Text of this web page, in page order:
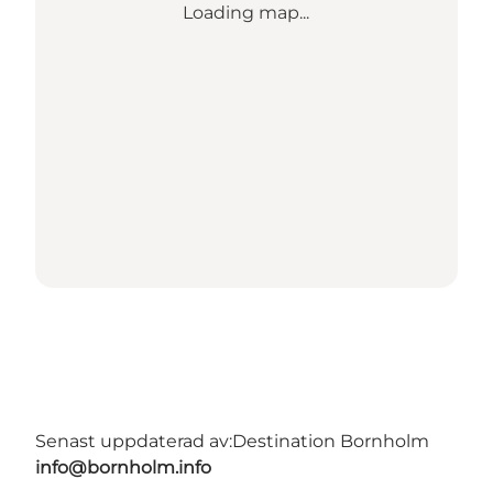
Loading map...
Senast uppdaterad av:Destination Bornholm
info@bornholm.info